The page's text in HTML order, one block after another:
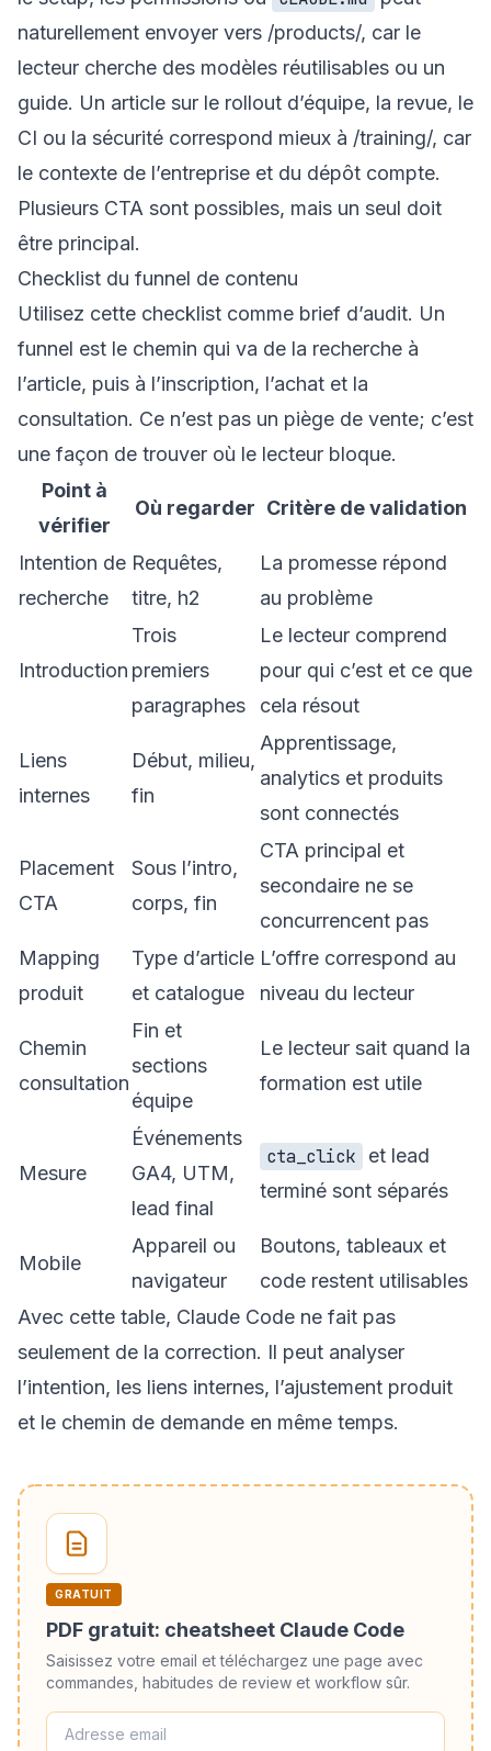
naturellement envoyer vers /products/, car le
lecteur cherche des modèles réutilisables ou un
guide. Un article sur le rollout d’équipe, la revue, le
CI ou la sécurité correspond mieux à /training/, car
le contexte de l’entreprise et du dépôt compte.
Plusieurs CTA sont possibles, mais un seul doit
être principal.
Checklist du funnel de contenu
Utilisez cette checklist comme brief d’audit. Un
funnel est le chemin qui va de la recherche à
l’article, puis à l’inscription, l’achat et la
consultation. Ce n’est pas un piège de vente; c’est
une façon de trouver où le lecteur bloque.
Point à
vérifier
Où regarder Critère de validation
Intention de
recherche
Requêtes,
titre, h2
La promesse répond
au problème
Introduction
Trois
premiers
paragraphes
Le lecteur comprend
pour qui c’est et ce que
cela résout
Liens
internes
Début, milieu,
fin
Apprentissage,
analytics et produits
sont connectés
Placement
CTA
Sous l’intro,
corps, fin
CTA principal et
secondaire ne se
concurrencent pas
Mapping
produit
Type d’article
et catalogue
L’offre correspond au
niveau du lecteur
Chemin
consultation
Fin et
sections
équipe
Le lecteur sait quand la
formation est utile
Mesure
Événements
GA4, UTM,
lead final
cta_click
et lead
terminé sont séparés
Mobile
Appareil ou
navigateur
Boutons, tableaux et
code restent utilisables
Avec cette table, Claude Code ne fait pas
seulement de la correction. Il peut analyser
l’intention, les liens internes, l’ajustement produit
et le chemin de demande en même temps.
GRATUIT
PDF gratuit: cheatsheet Claude Code
Saisissez votre email et téléchargez une page avec
commandes, habitudes de review et workflow sûr.